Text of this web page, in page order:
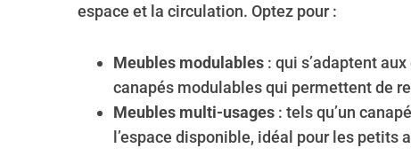
espace et la circulation. Optez pour :
Meubles modulables : qui s’adaptent
canapés modulables qui permettent de
Meubles multi-usages : tels qu’un
l’espace disponible, idéal pour les